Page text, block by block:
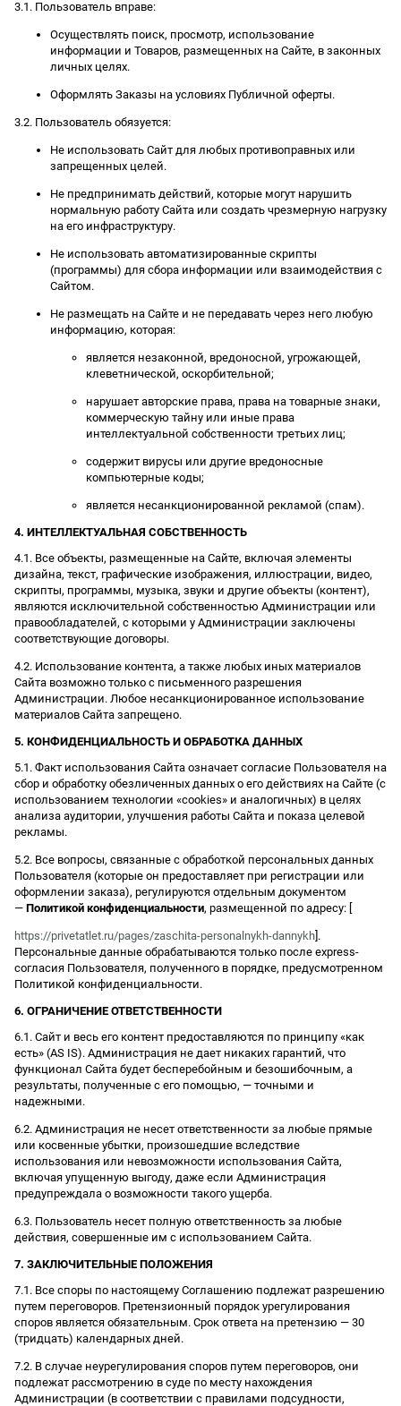
3.1. Пользователь вправе:
Осуществлять поиск, просмотр, использование
информации и Товаров, размещенных на Сайте, в законных
личных целях.
Оформлять Заказы на условиях Публичной оферты.
3.2. Пользователь обязуется:
Не использовать Сайт для любых противоправных или
запрещенных целей.
Не предпринимать действий, которые могут нарушить
нормальную работу Сайта или создать чрезмерную нагрузку
на его инфраструктуру.
Не использовать автоматизированные скрипты
(программы) для сбора информации или взаимодействия с
Сайтом.
Не размещать на Сайте и не передавать через него любую
информацию, которая:
является незаконной, вредоносной, угрожающей,
клеветнической, оскорбительной;
нарушает авторские права, права на товарные знаки,
коммерческую тайну или иные права
интеллектуальной собственности третьих лиц;
содержит вирусы или другие вредоносные
компьютерные коды;
является несанкционированной рекламой (спам).
4. ИНТЕЛЛЕКТУАЛЬНАЯ СОБСТВЕННОСТЬ
4.1. Все объекты, размещенные на Сайте, включая элементы
дизайна, текст, графические изображения, иллюстрации, видео,
скрипты, программы, музыка, звуки и другие объекты (контент),
являются исключительной собственностью Администрации или
правообладателей, с которыми у Администрации заключены
соответствующие договоры.
4.2. Использование контента, а также любых иных материалов
Сайта возможно только с письменного разрешения
Администрации. Любое несанкционированное использование
материалов Сайта запрещено.
5. КОНФИДЕНЦИАЛЬНОСТЬ И ОБРАБОТКА ДАННЫХ
5.1. Факт использования Сайта означает согласие Пользователя на
сбор и обработку обезличенных данных о его действиях на Сайте (с
использованием технологии «cookies» и аналогичных) в целях
анализа аудитории, улучшения работы Сайта и показа целевой
рекламы.
5.2. Все вопросы, связанные с обработкой персональных данных
Пользователя (которые он предоставляет при регистрации или
оформлении заказа), регулируются отдельным документом
— Политикой конфиденциальности, размещенной по адресу: [
https://privetatlet.ru/pages/zaschita-personalnykh-dannykh ].
Персональные данные обрабатываются только после express-
согласия Пользователя, полученного в порядке, предусмотренном
Политикой конфиденциальности.
6. ОГРАНИЧЕНИЕ ОТВЕТСТВЕННОСТИ
6.1. Сайт и весь его контент предоставляются по принципу «как
есть» (AS IS). Администрация не дает никаких гарантий, что
функционал Сайта будет бесперебойным и безошибочным, а
результаты, полученные с его помощью, — точными и
надежными.
6.2. Администрация не несет ответственности за любые прямые
или косвенные убытки, произошедшие вследствие
использования или невозможности использования Сайта,
включая упущенную выгоду, даже если Администрация
предупреждала о возможности такого ущерба.
6.3. Пользователь несет полную ответственность за любые
действия, совершенные им с использованием Сайта.
7. ЗАКЛЮЧИТЕЛЬНЫЕ ПОЛОЖЕНИЯ
7.1. Все споры по настоящему Соглашению подлежат разрешению
путем переговоров. Претензионный порядок урегулирования
споров является обязательным. Срок ответа на претензию — 30
(тридцать) календарных дней.
7.2. В случае неурегулирования споров путем переговоров, они
подлежат рассмотрению в суде по месту нахождения
Администрации (в соответствии с правилами подсудности,